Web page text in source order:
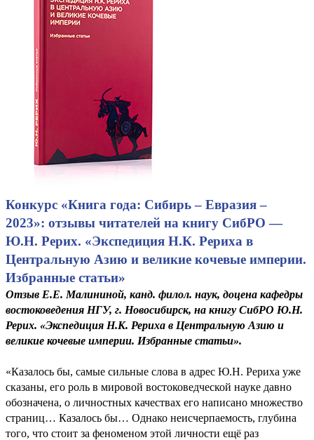
Конкурс «Книга года: Сибирь – Евразия –
2023»: отзывы читателей на книгу СибРО —
Ю.Н. Рерих. «Экспедиция Н.К. Рериха в
Центральную Азию и великие кочевые империи.
Избранные статьи»
Отзыв Е.Е. Малининой, канд. филол. наук, доцена кафедры
востоковедения НГУ, г. Новосибирск, на книгу СибРО Ю.Н.
Рерих. «Экспедиция Н.К. Рериха в Центральную Азию и
великие кочевые империи. Избранные статьи».
«Казалось бы, самые сильные слова в адрес Ю.Н. Рериха уже
сказаны, его роль в мировой востоковедческой науке давно
обозначена, о личностных качествах его написано множество
страниц… Казалось бы… Однако неисчерпаемость, глубина
того, что стоит за феноменом этой личности ещё раз